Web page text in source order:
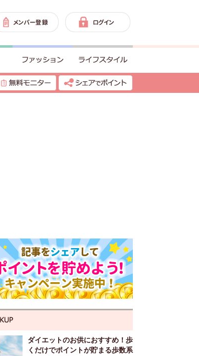
ダイエットのお供におすすめ！歩
くだけでポイントが貯まる歩数系